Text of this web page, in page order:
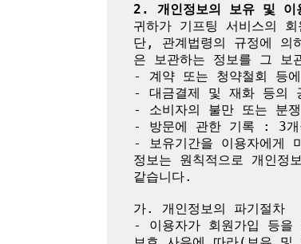
2. 개인정보의 보유 및 이
귀하가 기프팅 서비스의
단, 관계법령의 규정에 의
은 보관하는 정보를 그 보
- 계약 또는 청약철회 등
- 대금결제 및 재화 등의
- 소비자의 불만 또는 분
- 방문에 관한 기록 : 3개
- 보유기간을 이용자에게
정보는 원칙적으로 개인
같습니다.
가. 개인정보의 파기절차
- 이용자가 회원가입 등